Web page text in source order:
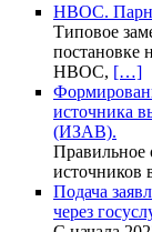
НВОС.
Типовое
постановке
НВОС, […]
источника
(ИЗАВ).
Правильное
источников
Подача
через